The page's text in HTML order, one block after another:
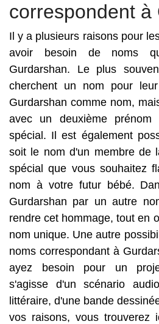
correspondent à
Il y a plusieurs raisons pour
avoir besoin de noms
Gurdarshan. Le plus
cherchent un nom pour
Gurdarshan comme nom,
avec un deuxième
spécial. Il est également
soit le nom d'un membre de
spécial que vous souhaitez
nom à votre futur bébé.
Gurdarshan par un autre
rendre cet hommage, tout en
nom unique. Une autre
noms correspondant à
ayez besoin pour un
s'agisse d'un scénario
littéraire, d'une bande
vos raisons, vous trouverez